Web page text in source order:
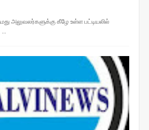
அலுவலர்களுக்கு கீழே உள்ள பட்டியலில்
…